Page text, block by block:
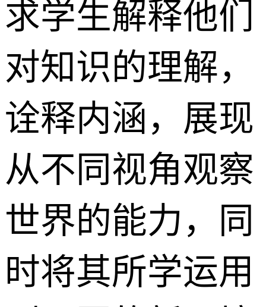
求学生解释他们
对知识的理解，
诠释内涵，展现
从不同视角观察
世界的能力，同
时将其所学运用